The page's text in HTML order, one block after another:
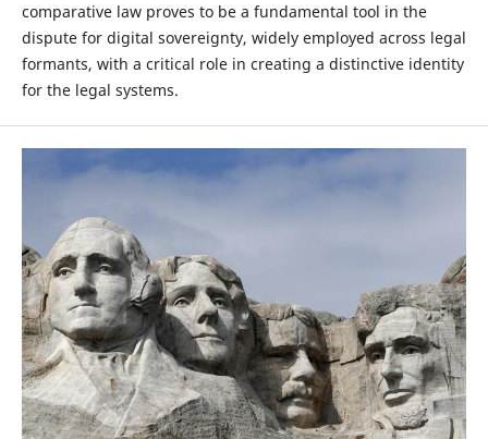
comparative law proves to be a fundamental tool in the
dispute for digital sovereignty, widely employed across legal
formants, with a critical role in creating a distinctive identity
for the legal systems.